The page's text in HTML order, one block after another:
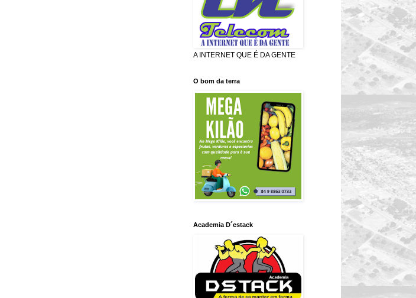
A INTERNET QUE É DA GENTE
O bom da terra
Academia D´estack